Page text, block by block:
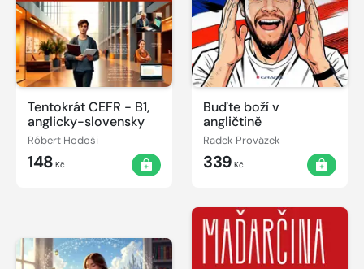
Tentokrát CEFR - B1,
anglicky-slovensky
Róbert Hodoši
148 Kč
Buďte boží v
angličtině
Radek Provázek
339 Kč